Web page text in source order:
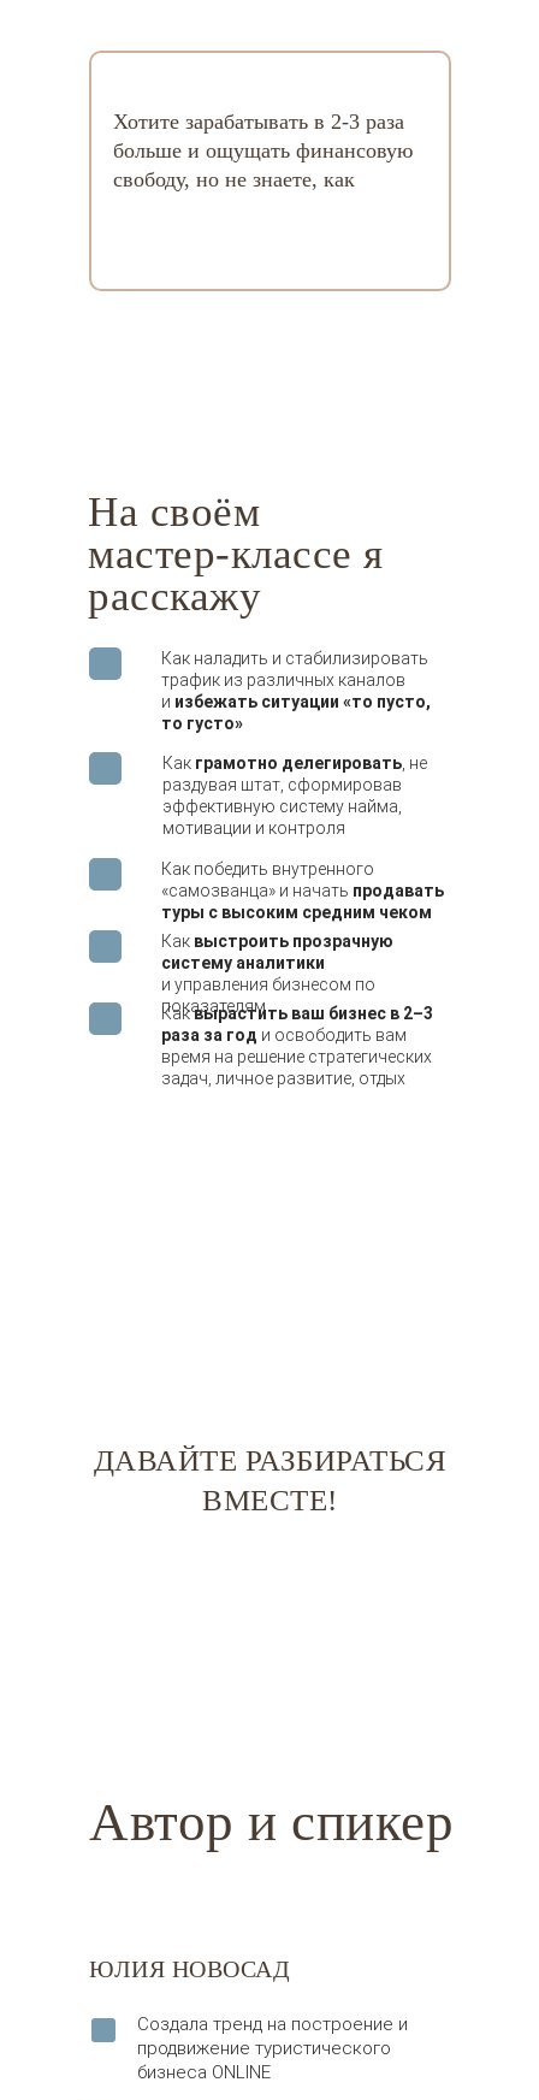
Хотите зарабатывать в 2-3 раза
больше и ощущать финансовую
свободу, но не знаете, как
На своём
мастер-классе я
расскажу
Как наладить и стабилизировать
трафик из различных каналов
и избежать ситуации «то пусто,
то густо»
Как грамотно делегировать , не
раздувая штат, сформировав
эффективную систему найма,
мотивации и контроля
ДАВАЙТЕ РАЗБИРАТЬСЯ
ВМЕСТЕ!
Как победить внутренного
«самозванца» и начать продавать
туры с высоким средним чеком
Как выстроить прозрачную
систему аналитики
и управления бизнесом по
показателям
Каквырастить ваш бизнес в 2–3
раза за год и освободить вам
время на решение стратегических
задач, личное развитие, отдых
Автор и спикер
Создала тренд на построение и
продвижение туристического
бизнеса ONLINE
ЮЛИЯ НОВОСАД